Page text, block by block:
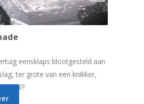
eensklaps blootgesteld aan
ter grote van een knikker,